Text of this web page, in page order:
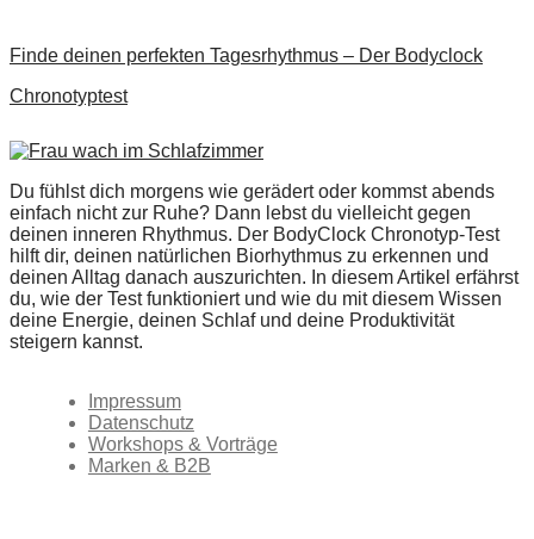
Finde deinen perfekten Tagesrhythmus – Der Bodyclock
Chronotyptest
Du fühlst dich morgens wie gerädert oder kommst abends
einfach nicht zur Ruhe? Dann lebst du vielleicht gegen
deinen inneren Rhythmus. Der BodyClock Chronotyp-Test
hilft dir, deinen natürlichen Biorhythmus zu erkennen und
deinen Alltag danach auszurichten. In diesem Artikel erfährst
du, wie der Test funktioniert und wie du mit diesem Wissen
deine Energie, deinen Schlaf und deine Produktivität
steigern kannst.
Impressum
Datenschutz
Workshops & Vorträge
Marken & B2B